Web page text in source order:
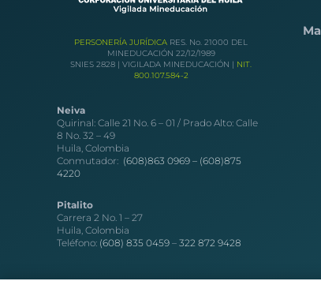
PERSONERÍA JURÍDICA RES. No. 21000 DEL
MINEDUCACIÓN 22/12/1989
SNIES 2828 | VIGILADA MINEDUCACIÓN | NIT.
800.107.584-2
Neiva
Quirinal: Calle 21 No. 6 – 01 / Prado Alto: Calle
8 No. 32 – 49
Huila, Colombia
Conmutador: (608)863 0969 – (608)875
4220
Pitalito
Carrera 2 No. 1 – 27
Huila, Colombia
Teléfono: (608) 835 0459 – 322 872 9428